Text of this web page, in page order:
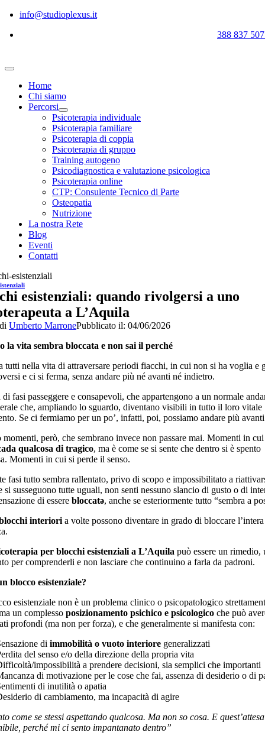
Salta
contenuto
info@studioplexus.it
388 837
Toggle
NavigationHome
Chi siamo
Percorsi
Psicoterapia individuale
Psicoterapia familiare
Psicoterapia di coppia
Psicoterapia di gruppo
Training autogeno
Psicodiagnostica e valutazione psicologica
Psicoterapia online
CTP: Consulente Tecnico di Parte
Osteopatia
Nutrizione
La nostra Rete
Blog
Eventi
Contatti
esistenziali: quando rivolgersi a uno
a L’Aquila
Umberto MarronePubblicato il: 04/06/2026
la vita sembra bloccata e non sai il perché
tutti nella vita di attraversare periodi fiacchi, in cui non si ha voglia e
e ci si ferma, senza andare più né avanti né indietro.
di fasi passeggere e consapevoli, che appartengono a un normale
che, ampliando lo sguardo, diventano visibili in tutto il loro vitale
Se ci fermiamo per un po’, infatti, poi, possiamo andare più
momenti, però, che sembrano invece non passare mai. Momenti in
qualcosa di tragico, ma è come se si sente che dentro si è spento
Momenti in cui si perde il senso.
fasi tutto sembra rallentato, privo di scopo e impossibilitato a
si susseguono tutte uguali, non senti nessuno slancio di gusto o di
di essere bloccatə, anche se esteriormente tutto “sembra a
interiori a volte possono diventare in grado di bloccare
per blocchi esistenziali a L’Aquila può essere un rimedio,
per comprenderli e non lasciare che continuino a farla da padroni.
blocco esistenziale?
esistenziale non è un problema clinico o psicopatologico
un complesso posizionamento psichico e psicologico che può
profondi (ma non per forza), e che generalmente si manifesta con:
di immobilità o vuoto interiore generalizzati
del senso e/o della direzione della propria vita
impossibilità a prendere decisioni, sia semplici che importanti
di motivazione per le cose che fai, assenza di desiderio o di
di inutilità o apatia
di cambiamento, ma incapacità di agire
come se stessi aspettando qualcosa. Ma non so cosa. E
perché mi ci sento impantanato dentro”